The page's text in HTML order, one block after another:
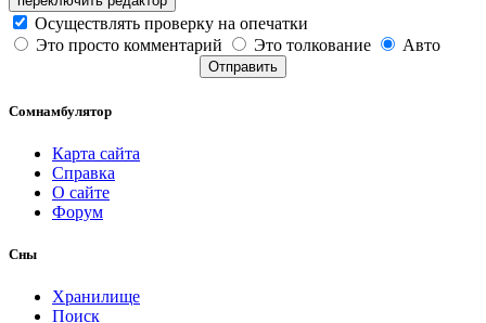
Осуществлять проверку на опечатки
Это просто комментарий
Это толкование Авто
Отправить
Сомнамбулятор
Карта сайта
Справка
О сайте
Форум
Сны
Хранилище
Поиск